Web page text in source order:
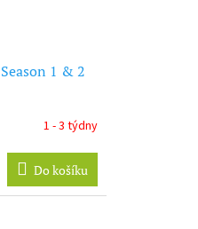
1 & 2
1 - 3 týdny
Do košíku